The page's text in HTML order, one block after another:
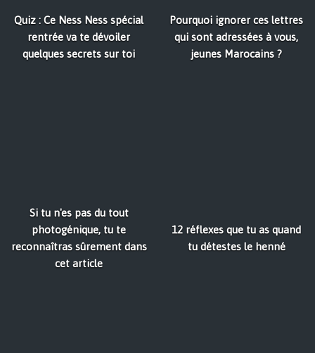
Quiz : Ce Ness Ness spécial
rentrée va te dévoiler
quelques secrets sur toi
Pourquoi ignorer ces lettres
qui sont adressées à vous,
jeunes Marocains ?
Si tu n'es pas du tout
photogénique, tu te
reconnaîtras sûrement dans
cet article
12 réflexes que tu as quand
tu détestes le henné